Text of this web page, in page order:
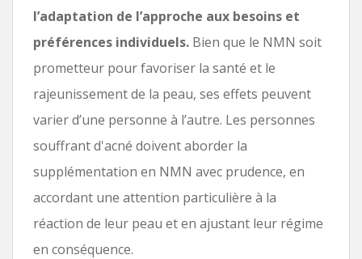
l’adaptation de l’approche aux besoins et
préférences individuels. Bien que le NMN soit
prometteur pour favoriser la santé et le
rajeunissement de la peau, ses effets peuvent
varier d’une personne à l’autre. Les personnes
souffrant d'acné doivent aborder la
supplémentation en NMN avec prudence, en
accordant une attention particulière à la
réaction de leur peau et en ajustant leur régime
en conséquence.